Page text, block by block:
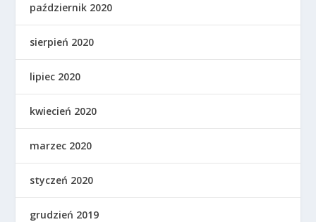
październik 2020
sierpień 2020
lipiec 2020
kwiecień 2020
marzec 2020
styczeń 2020
grudzień 2019